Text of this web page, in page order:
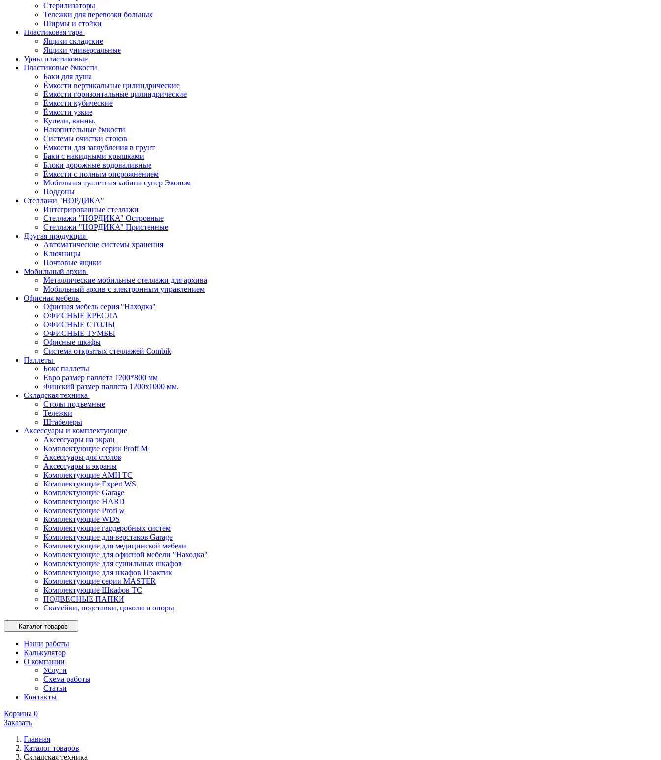
Стерилизаторы
Тележки для перевозки больных
Ширмы и стойки
Пластиковая тара
Ящики складские
Ящики универсальные
Урны пластиковые
Пластиковые ёмкости
Баки для душа
Ёмкости вертикальные цилиндрические
Ёмкости горизонтальные цилиндрические
Ёмкости кубические
Ёмкости узкие
Купели, ванны.
Накопительные ёмкости
Системы очистки стоков
Ёмкости для заглубления в грунт
Баки с накидными крышками
Блоки дорожные водоналивные
Ёмкости с полным опорожнением
Мобильная туалетная кабина супер Эконом
Поддоны
Стеллажи "НОРДИКА"
Интегрированные стеллажи
Стеллажи "НОРДИКА" Островные
Стеллажи "НОРДИКА" Пристенные
Другая продукция
Автоматические системы хранения
Ключницы
Почтовые ящики
Мобильный архив
Металлические мобильные стеллажи для архива
Мобильный архив с электронным управлением
Офисная мебель
Офисная мебель серия "Находка"
ОФИСНЫЕ КРЕСЛА
ОФИСНЫЕ СТОЛЫ
ОФИСНЫЕ ТУМБЫ
Офисные шкафы
Система открытых стеллажей Combik
Паллеты
Бокс паллеты
Евро размер паллета 1200*800 мм
Финский размер паллета 1200х1000 мм.
Складская техника
Столы подъемные
Тележки
Штабелеры
Аксессуары и комплектующие
Аксессуары на экран
Комплектующие серии Profi M
Аксессуары для столов
Аксессуары и экраны
Комплектующие AMH TC
Комплектующие Expert WS
Комплектующие Garage
Комплектующие HARD
Комплектующие Profi w
Комплектующие WDS
Комплектующие гардеробных систем
Комплектующие для верстаков Garage
Комплектующие для медицинской мебели
Комплектующие для офисной мебели "Находка"
Комплектующие для сушильных шкафов
Комплектующие для шкафов Практик
Комплектующие серии MASTER
Комплектующие Шкафов ТС
ПОДВЕСНЫЕ ПАПКИ
Скамейки, подставки, цоколи и опоры
Каталог товаров
Наши работы
Калькулятор
О компании
Услуги
Схема работы
Статьи
Контакты
Корзина 0
Заказать
Главная
Каталог товаров
Складская техника